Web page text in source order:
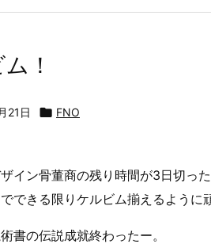
！
21日  FNO
イン骨董商の残り時間が3日切っ
できる限りケルビム揃えるように
書の伝説成就終わったー。